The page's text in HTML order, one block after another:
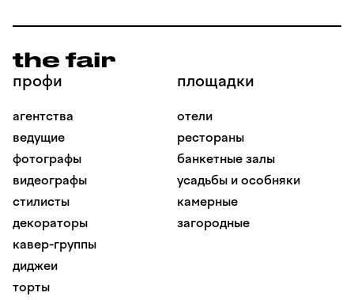
профи
агентства
ведущие
фотографы
видеографы
стилисты
декораторы
кавер-группы
диджеи
торты
площадки
отели
рестораны
банкетные залы
усадьбы и особняки
камерные
загородные